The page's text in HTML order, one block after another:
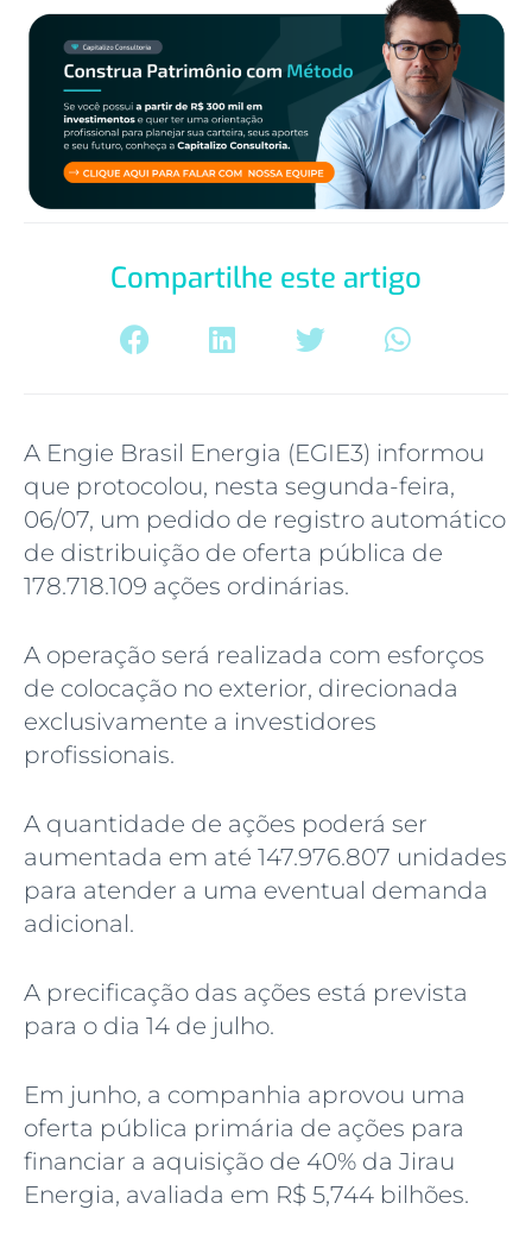
Compartilhe este artigo
A Engie Brasil Energia (EGIE3) informou
que protocolou, nesta segunda-feira,
06/07, um pedido de registro automático
de distribuição de oferta pública de
178.718.109 ações ordinárias.
A operação será realizada com esforços
de colocação no exterior, direcionada
exclusivamente a investidores
profissionais.
A quantidade de ações poderá ser
aumentada em até 147.976.807 unidades
para atender a uma eventual demanda
adicional.
A precificação das ações está prevista
para o dia 14 de julho.
Em junho, a companhia aprovou uma
oferta pública primária de ações para
financiar a aquisição de 40% da Jirau
Energia, avaliada em R$ 5,744 bilhões.